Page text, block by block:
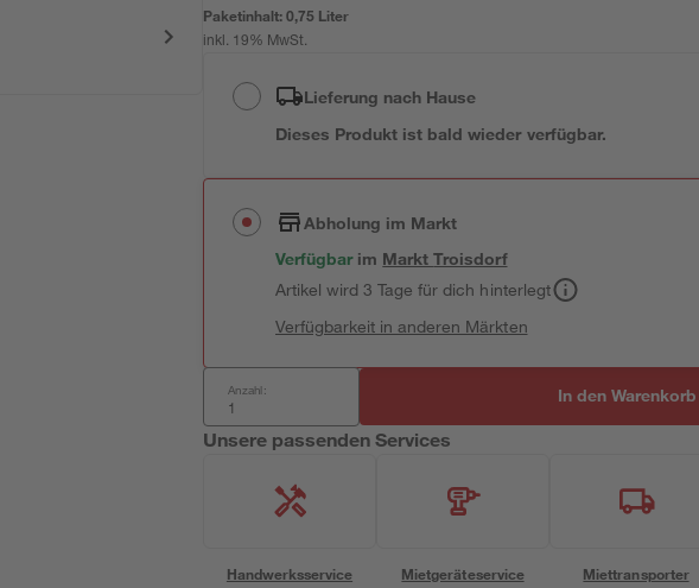
Paketinhalt:0,75 Liter
inkl. 19% MwSt.
Lieferung nach Hause
Dieses Produkt ist bald wieder verfügbar.
Abholung im Markt
Verfügbar im MarktTroisdorf
Artikel wird 3 Tage für dich hinterlegt
Verfügbarkeit in anderen Märkten
Anzahl: In den Warenkorb
Unsere passenden Services
Handwerksservice Mietgeräteservice Miettransporter